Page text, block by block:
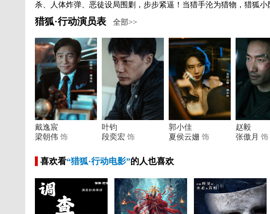
杀、人体炸弹、恶徒设局围剿，步步紧逼！当猎手沦为猎物，猎狐小
猎狐·行动演员表 全部>>
戴逸宸
梁朝伟 饰
叶钧
段奕宏 饰
郭小佳
夏侯云姗 饰
赵毅
张傲月 饰
喜欢看“猎狐·行动电影”的人也喜欢